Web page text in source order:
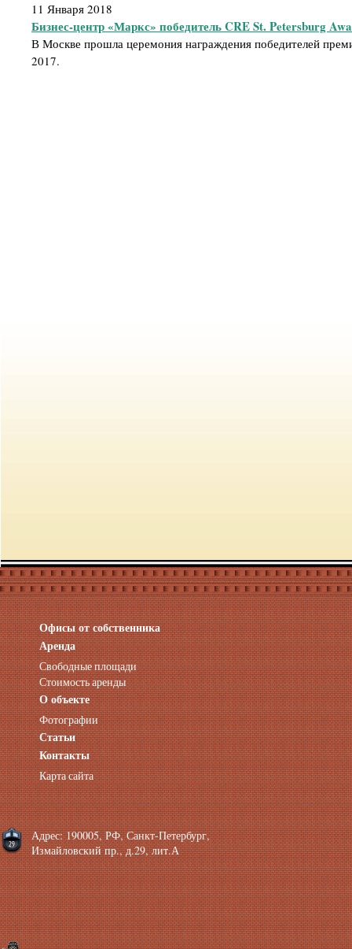
11 Января 2018
Бизнес-центр «Маркс» победитель CRE St. Petersburg
В Москве прошла церемония награждения победителей
2017.
Офисы от собственника
Аренда нежилых помещений
Аренда помещений от собственника
Аренда конференц-зала СПб
Офисы у метро
Офисы в Адмиралтейском районе
Помещения с отдельным входом
Небольшие офисы
Аренда офиса около метро
Снять помещение у метро
Аренда помещений у метро
Аренда помещений район Адмиралтейский
Аренда офиса Технологический институт
Аренда помещений Фрунзенская
Аренда
Свободные площади
Стоимость аренды
О объекте
Фотографии
Статьи
Контакты
Карта сайта
Адрес: 190005, РФ, Санкт-Петербург,
Измайловский пр., д.29, лит.А